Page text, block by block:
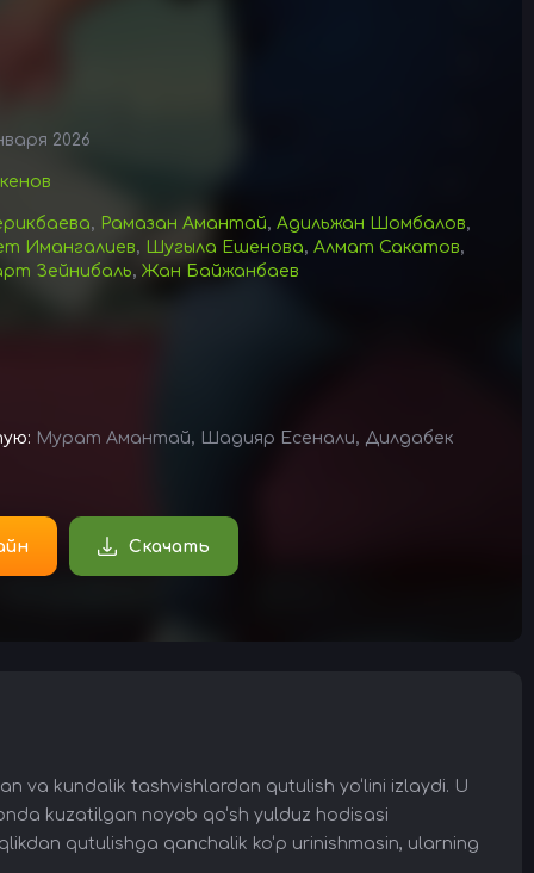
2026
, Рамазан Амантай, Адильжан Шомбалов,
Имангалиев, Шугыла Ешенова, Алмат Сакатов,
Зейнибаль, Жан Байжанбаев
Мурат Амантай, Шадияр Есенали, Дилдабек
Скачать
va kundalik tashvishlardan qutulish yo‘lini izlaydi. U
kuzatilgan noyob qo‘sh yulduz hodisasi
qutulishga qanchalik ko‘p urinishmasin, ularning